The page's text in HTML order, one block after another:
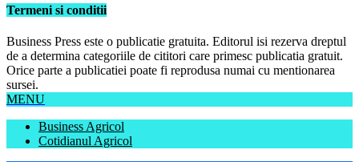
Termeni si conditii
Business Press este o publicatie gratuita. Editorul isi rezerva dreptul
de a determina categoriile de cititori care primesc publicatia gratuit.
Orice parte a publicatiei poate fi reprodusa numai cu mentionarea
sursei.
MENU
Business Agricol
Cotidianul Agricol